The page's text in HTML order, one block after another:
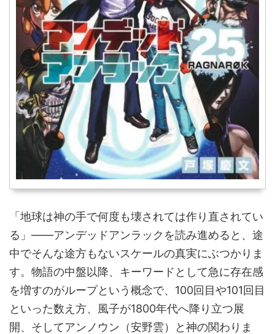
「地球は神の手で何度も壊されては作り直されてい
る」——アンデッドアンラックを読み進めると、途
中でそんな途方もないスケールの真実にぶつかりま
す。物語の中盤以降、キーワードとして急に存在感
を増すのがループという概念で、100回目や101回目
といった数え方、風子が1800年代へ降り立つ展
開、そしてアンノウン（安野雲）と神の関わりま